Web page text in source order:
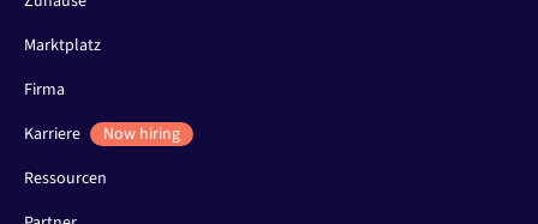
Marktplatz
Firma
Karriere
Now hiring
Ressourcen